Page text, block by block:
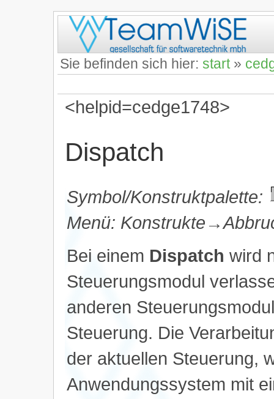
Sie befinden sich hier: start»
<helpid=cedge1748>
Dispatch
Symbol/Konstruktpalette:
Menü:
Bei einem Dispatch wird
Steuerungsmodul
anderen
Steuerung. Die
der aktuellen Steuerung,
Anwendungssystem mit